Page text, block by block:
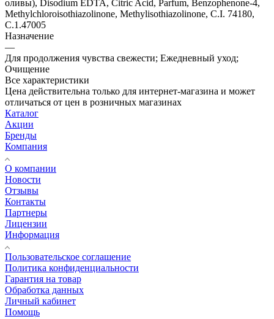
оливы), Disodium EDTA, Citric Acid, Parfum, Benzophenone-4,
Methylchlоroisothiazolinone, Мethylisothiazolinone, С.I. 74180,
С.1.47005
Назначение
—
Для продолжения чувства свежести; Ежедневный уход;
Очищение
Все характеристики
Цена действительна только для интернет-магазина и может
отличаться от цен в розничных магазинах
Каталог
Акции
Бренды
Компания
О компании
Новости
Отзывы
Контакты
Партнеры
Лицензии
Информация
Пользовательское соглашение
Политика конфиденциальности
Гарантия на товар
Обработка данных
Личный кабинет
Помощь